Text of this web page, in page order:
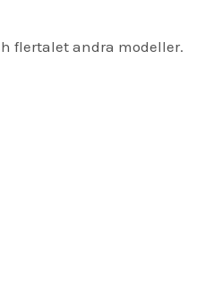
flertalet andra modeller.